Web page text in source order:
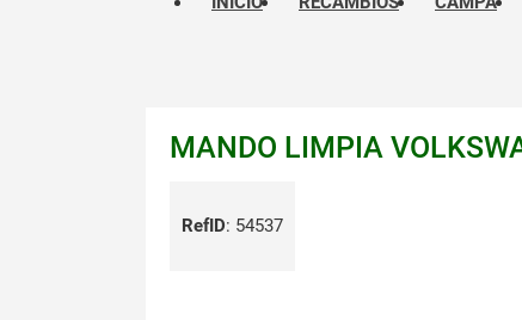
MANDO LIMPIA
RefID: 54537